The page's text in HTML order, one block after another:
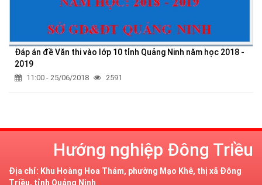
Đáp án đề Văn thi vào lớp 10 tỉnh Quảng Ninh năm học 2018 -
2019
11:00 - 25/06/2018 2591
Hướng nghiệp Đông Triều
Địa chỉ: Khu Hoàng Hoa Thám, phường Mạo Khê, thị xã Đông
Triều, tỉnh Quảng Ninh